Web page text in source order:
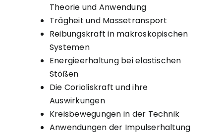
Theorie und Anwendung
Trägheit und Massetransport
Reibungskraft in makroskopischen
Systemen
Energieerhaltung bei elastischen
Stößen
Die Corioliskraft und ihre
Auswirkungen
Kreisbewegungen in der Technik
Anwendungen der Impulserhaltung